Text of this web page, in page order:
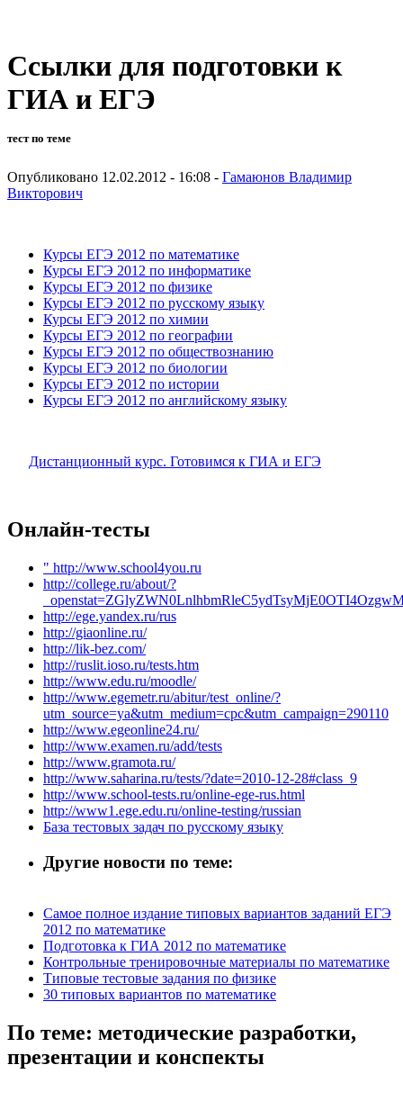
Ссылки для подготовки к
ГИА и ЕГЭ
тест по теме
Опубликовано 12.02.2012 - 16:08 - Гамаюнов Владимир
Викторович
Курсы ЕГЭ 2012 по математике
Курсы ЕГЭ 2012 по информатике
Курсы ЕГЭ 2012 по физике
Курсы ЕГЭ 2012 по русскому языку
Курсы ЕГЭ 2012 по химии
Курсы ЕГЭ 2012 по географии
Курсы ЕГЭ 2012 по обществознанию
Курсы ЕГЭ 2012 по биологии
Курсы ЕГЭ 2012 по истории
Курсы ЕГЭ 2012 по английскому языку
Дистанционный курс. Готовимся к ГИА и ЕГЭ
Онлайн-тесты
" http://www.school4you.ru
http://college.ru/about/?
http://ege.yandex.ru/rus
http://giaonline.ru/
http://lik-bez.com/
http://ruslit.ioso.ru/tests.htm
http://www.edu.ru/moodle/
http://www.egemetr.ru/abitur/test_online/?
utm_source=ya&utm_medium=cpc&utm_campaign=290110
http://www.egeonline24.ru/
http://www.examen.ru/add/tests
http://www.gramota.ru/
http://www.saharina.ru/tests/?date=2010-12-28#class_9
http://www.school-tests.ru/online-ege-rus.html
http://www1.ege.edu.ru/online-testing/russian
База тестовых задач по русскому языку
Другие новости по теме:
Самое полное издание типовых вариантов заданий ЕГЭ
2012 по математике
Подготовка к ГИА 2012 по математике
Контрольные тренировочные материалы по математике
Типовые тестовые задания по физике
30 типовых вариантов по математике
По теме: методические разработки,
презентации и конспекты